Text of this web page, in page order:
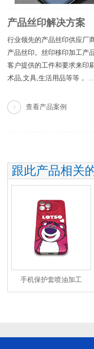
产品丝印解决方案
行业领先的产品丝印供应厂
产品丝印。丝印移印加工产
客户提供的工件和要求来印
术品,文具,生活用品等等，
查看产品案例
跟此产品相关
手机保护套喷油加工